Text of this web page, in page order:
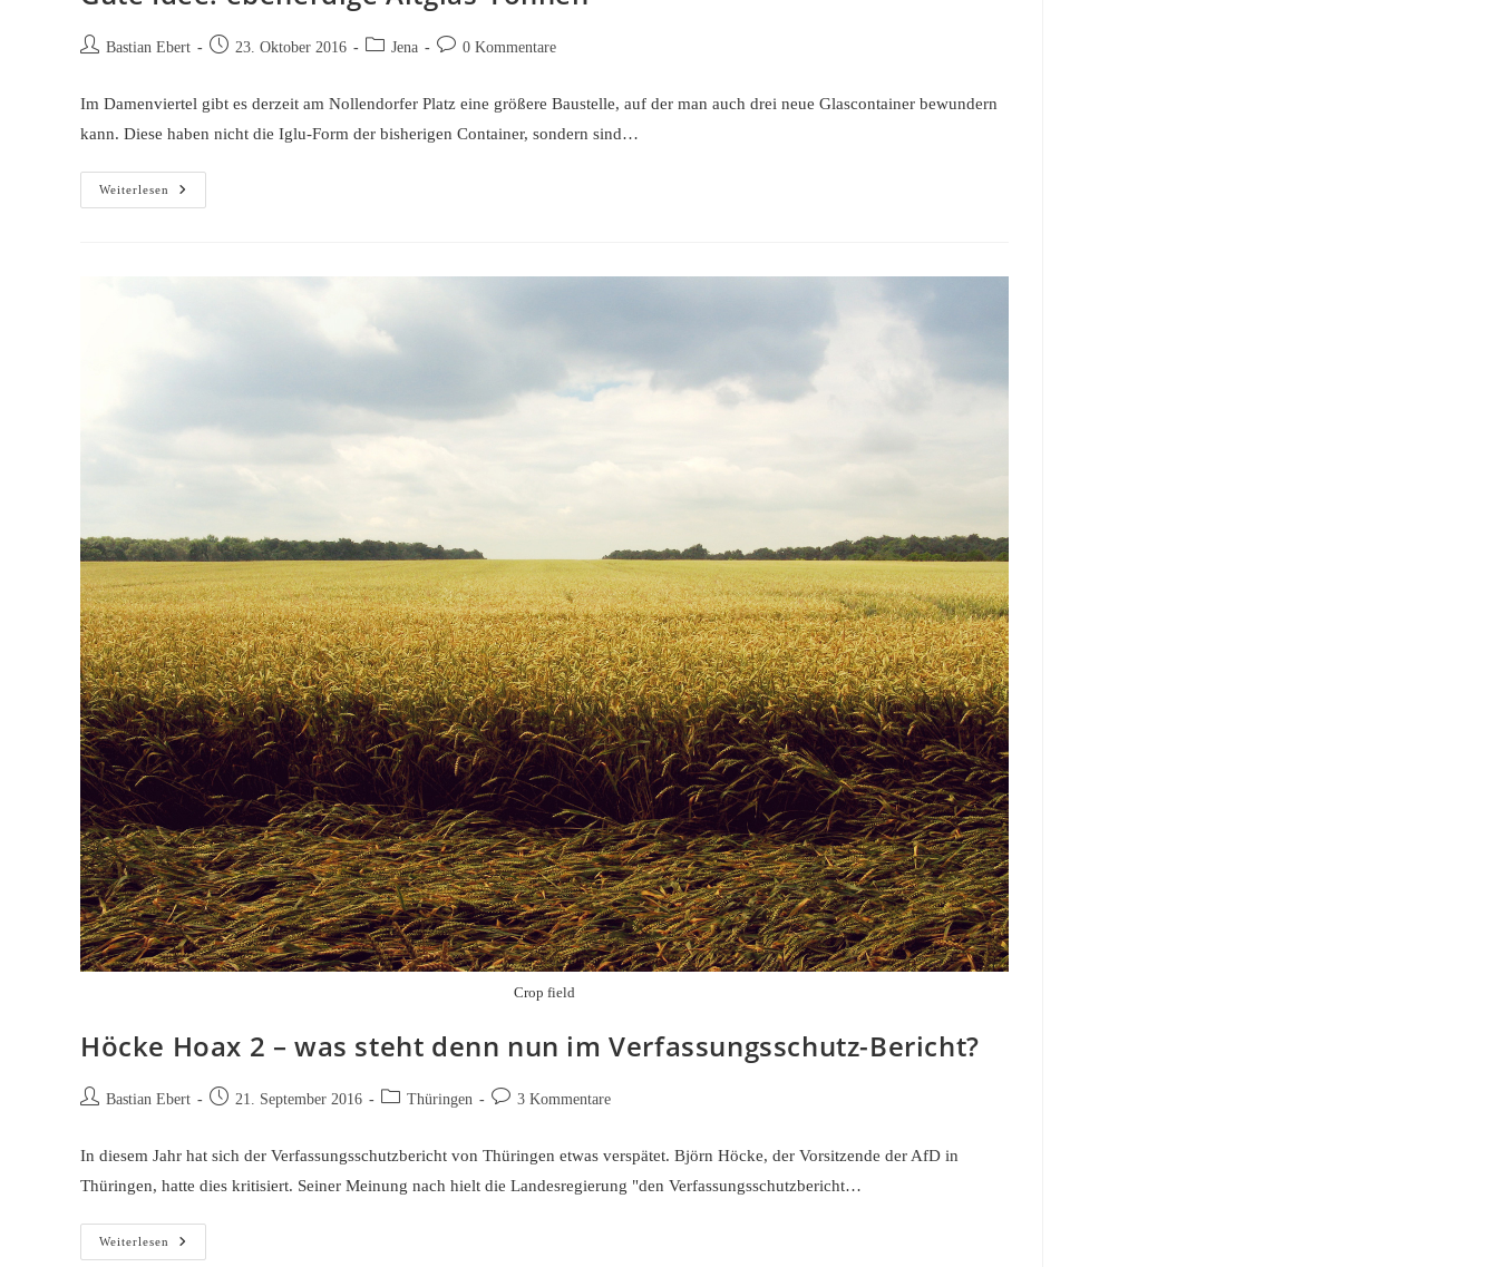
Beitrags-
Bastian Ebert
Beitrag23. Oktober 2016
Beitrags-
Jena
Beitrags-0 Kommentare
Im Damenviertel gibt es derzeit am Nollendorfer Platz eine größere Baustelle, auf der man auch drei neue Glascontainer bewundern
kann. Diese haben nicht die Iglu-Form der bisherigen Container, sondern sind…
Weiterlesen
Gute
Idee:
Crop field
Höcke Hoax 2 – was steht denn nun im Verfassungsschutz-Bericht?
Beitrags-
Bastian Ebert
Beitrag21. September 2016
Beitrags-
Thüringen
Beitrags-3 Kommentare
In diesem Jahr hat sich der Verfassungsschutzbericht von Thüringen etwas verspätet. Björn Höcke, der Vorsitzende der AfD in
Thüringen, hatte dies kritisiert. Seiner Meinung nach hielt die Landesregierung "den Verfassungsschutzbericht…
Weiterlesen
Höcke
Hoax